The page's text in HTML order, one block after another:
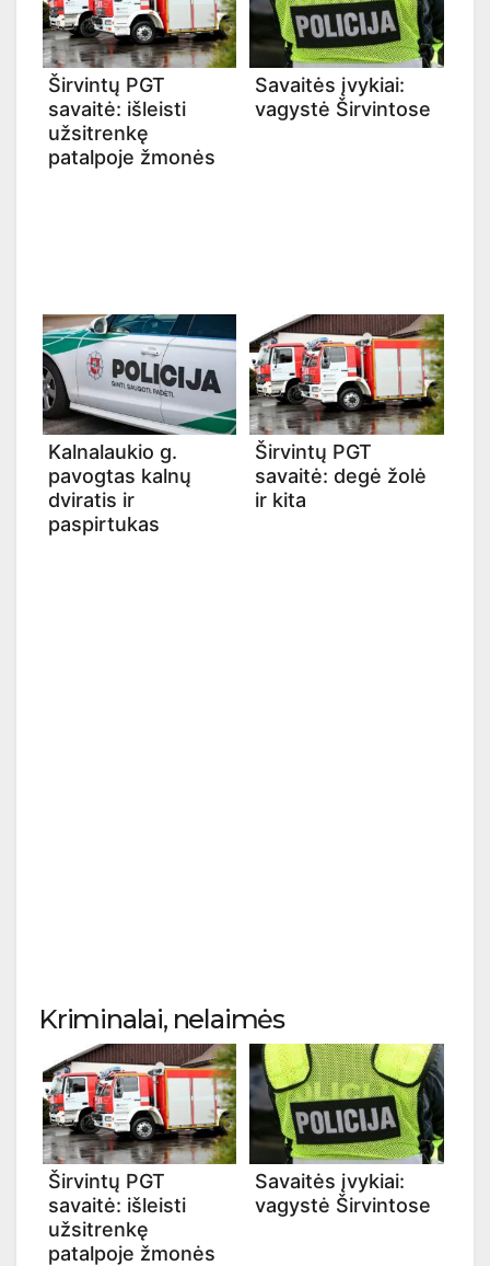
Širvintų PGT
savaitė: išleisti
užsitrenkę
patalpoje žmonės
Savaitės įvykiai:
vagystė Širvintose
Kalnalaukio g.
pavogtas kalnų
dviratis ir
paspirtukas
Širvintų PGT
savaitė: degė žolė
ir kita
Kriminalai, nelaimės
Širvintų PGT
savaitė: išleisti
užsitrenkę
patalpoje žmonės
Savaitės įvykiai:
vagystė Širvintose